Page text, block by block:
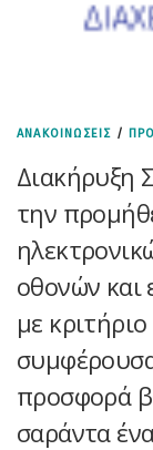
ΑΝΑΚΟΙΝΩΣΕΙΣ /
Διακήρυξη
την
οθονών και
με
προσφορά
σαράντα